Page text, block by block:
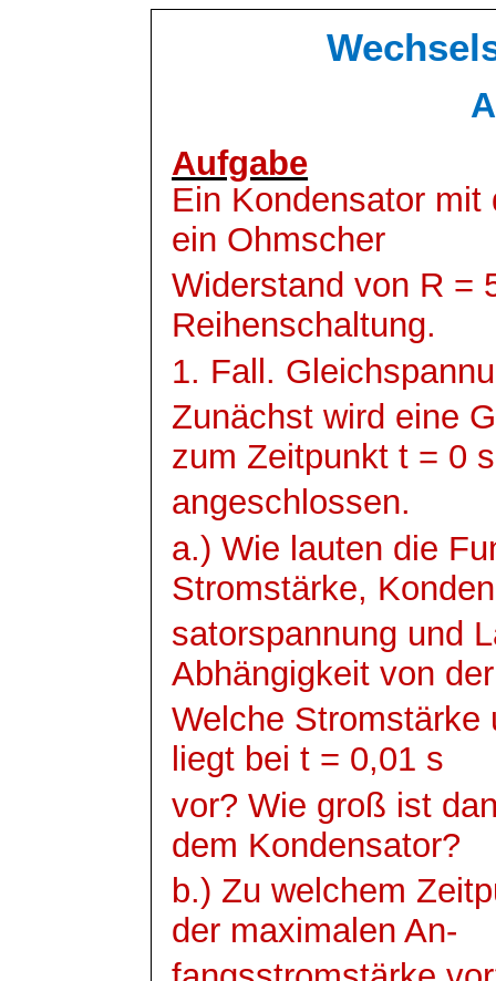
Aufgabe
Ein Kondensator
ein Ohmscher
Widerstand von R =
Reihenschaltung.
1. Fall.
Zunächst wird eine
zum Zeitpunkt t = 0 s
angeschlossen.
a.) Wie lauten die
Stromstärke, Konden
satorspannung und
Abhängigkeit von
Welche Stromstärke
liegt bei t = 0,01 s
vor? Wie groß ist
dem Kondensator?
b.) Zu welchem
der maximalen An-